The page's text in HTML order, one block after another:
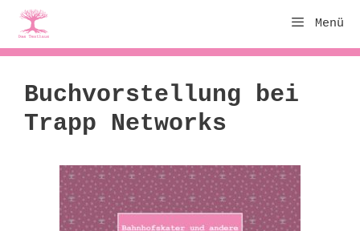
Zum
Inhalt
springen
Menü
Buchvorstellung bei
Trapp Networks